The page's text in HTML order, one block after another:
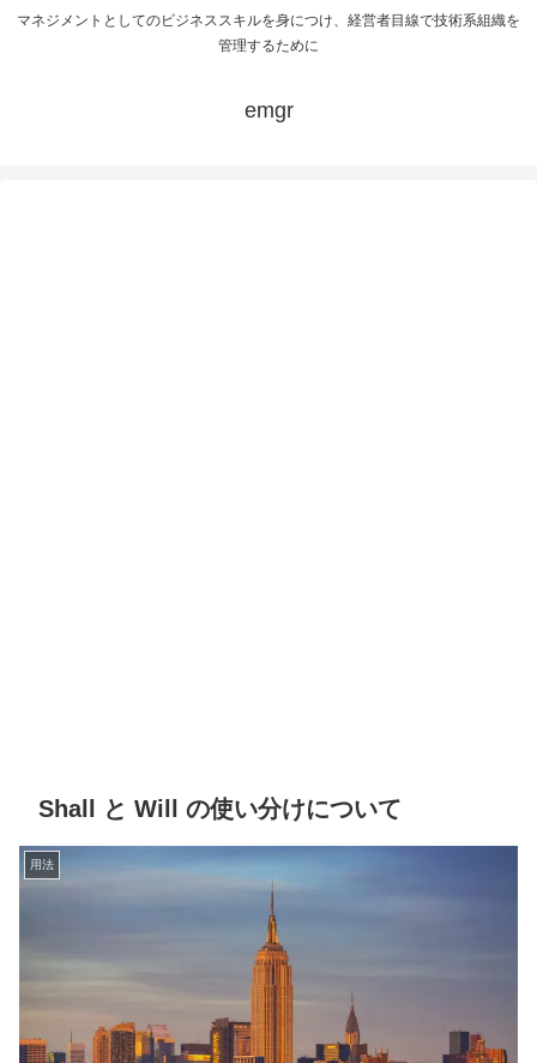
マネジメントとしてのビジネススキルを身につけ、経営者目線で技術系組織を
管理するために
emgr
Shall と Will の使い分けについて
用法